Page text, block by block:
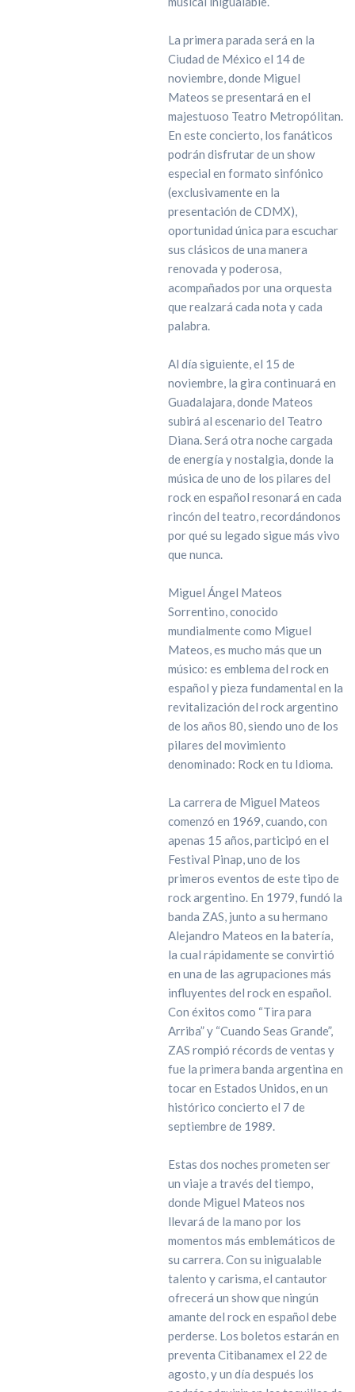
La primera parada será en la
Ciudad de México el 14 de
noviembre, donde Miguel
Mateos se presentará en el
majestuoso Teatro Metropólitan.
En este concierto, los fanáticos
podrán disfrutar de un show
especial en formato sinfónico
(exclusivamente en la
presentación de CDMX),
oportunidad única para escuchar
sus clásicos de una manera
renovada y poderosa,
acompañados por una orquesta
que realzará cada nota y cada
palabra.
Al día siguiente, el 15 de
noviembre, la gira continuará en
Guadalajara, donde Mateos
subirá al escenario del Teatro
Diana. Será otra noche cargada
de energía y nostalgia, donde la
música de uno de los pilares del
rock en español resonará en cada
rincón del teatro, recordándonos
por qué su legado sigue más vivo
que nunca.
Miguel Ángel Mateos
Sorrentino, conocido
mundialmente como Miguel
Mateos, es mucho más que un
músico: es emblema del rock en
español y pieza fundamental en la
revitalización del rock argentino
de los años 80, siendo uno de los
pilares del movimiento
denominado: Rock en tu Idioma.
La carrera de Miguel Mateos
comenzó en 1969, cuando, con
apenas 15 años, participó en el
Festival Pinap, uno de los
primeros eventos de este tipo de
rock argentino. En 1979, fundó la
banda ZAS, junto a su hermano
Alejandro Mateos en la batería,
la cual rápidamente se convirtió
en una de las agrupaciones más
influyentes del rock en español.
Con éxitos como “Tira para
Arriba” y “Cuando Seas Grande”,
ZAS rompió récords de ventas y
fue la primera banda argentina en
tocar en Estados Unidos, en un
histórico concierto el 7 de
septiembre de 1989.
Estas dos noches prometen ser
un viaje a través del tiempo,
donde Miguel Mateos nos
llevará de la mano por los
momentos más emblemáticos de
su carrera. Con su inigualable
talento y carisma, el cantautor
ofrecerá un show que ningún
amante del rock en español debe
perderse. Los boletos estarán en
preventa Citibanamex el 22 de
agosto, y un día después los